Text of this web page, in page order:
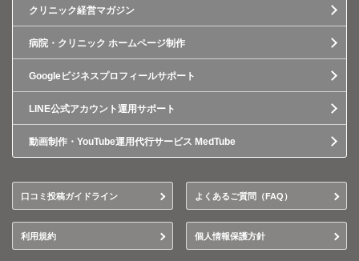
クリニック経営マガジン
病院・クリニック ホームページ制作
Googleビジネスプロフィールサポート
LINE公式アカウント運用サポート
動画制作・YouTube運用代行サービス MedTube
口コミ投稿ガイドライン よくあるご質問（FAQ）
利用規約 個人情報保護方針